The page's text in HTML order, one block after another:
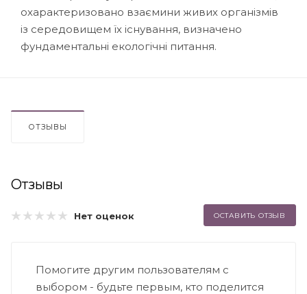
охарактеризовано взаємини живих організмів
із середовищем їх існування, визначено
фундаментальні екологічні питання.
ОТЗЫВЫ
Отзывы
Нет оценок ОСТАВИТЬ ОТЗЫВ
Помогите другим пользователям с
выбором - будьте первым, кто поделится